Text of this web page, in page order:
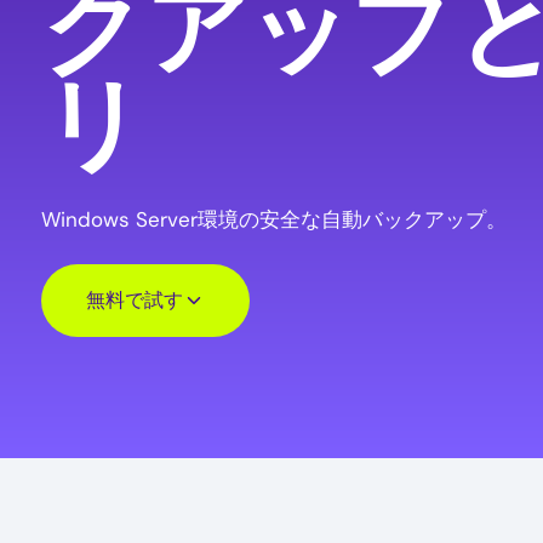
クアップ
リ
Windows Server環境の安全な自動バックアップ。
無料で試す